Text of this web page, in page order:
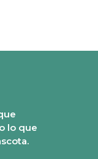
lo que